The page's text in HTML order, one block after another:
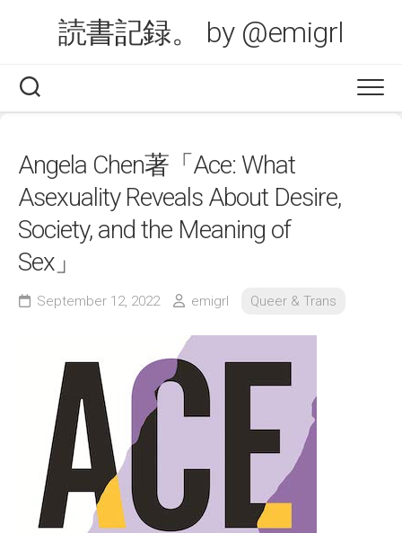
読書記録。 by @emigrl
Angela Chen著「Ace: What
Asexuality Reveals About Desire,
Society, and the Meaning of
Sex」
September 12, 2022 emigrl Queer & Trans